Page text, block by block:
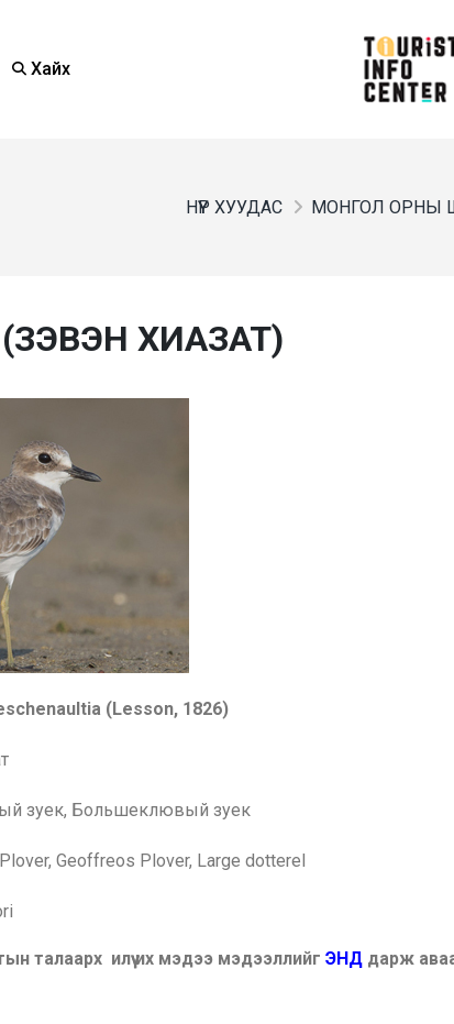
Хайх
НҮҮР ХУУДАС МОНГОЛ ОРНЫ
ХИАЗАТ)
(Lesson, 1826)
зуек, Большеклювый зуек
Geoffreos Plover, Large dotterel
талаарх илүү их мэдээ мэдээллийг ЭНД дарж